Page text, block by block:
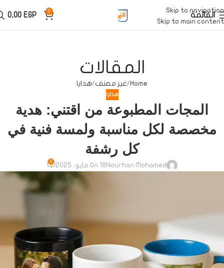
Skip to navigation
Skip to main content
القائمة 0
0,00 EGP
المقالات
Home غير مصنف هدايا
هدايا
المجات المطبوعة من اقتني: هدية
مخصصة لكل مناسبة ولمسة فنية في
كل رشفة
Nourhan MohamedOn 18 مايو، 2025 0